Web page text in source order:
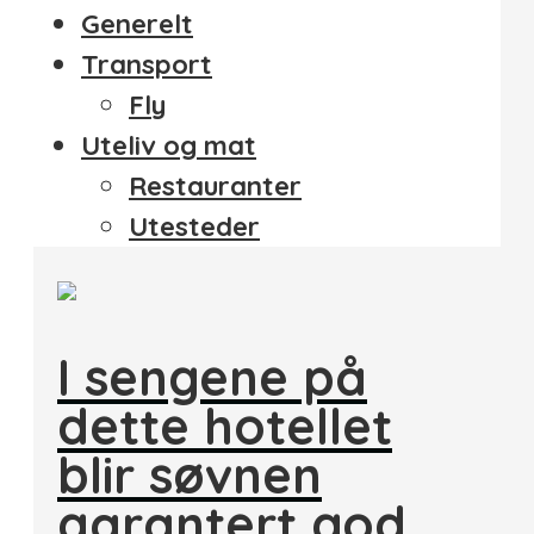
Generelt
Transport
Fly
Uteliv og mat
Restauranter
Utesteder
I sengene på
dette hotellet
blir søvnen